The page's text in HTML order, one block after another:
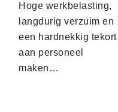
Hoge werkbelasting,
langdurig verzuim en
een hardnekkig tekort
aan personeel
maken…